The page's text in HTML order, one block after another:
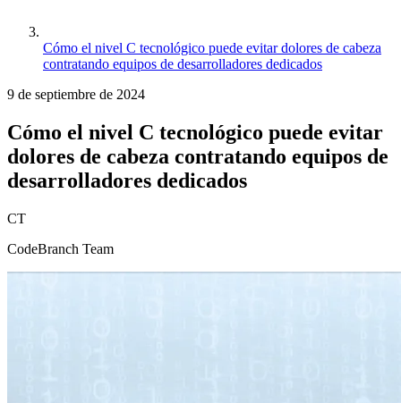
Cómo el nivel C tecnológico puede evitar dolores de cabeza
contratando equipos de desarrolladores dedicados
9 de septiembre de 2024
Cómo el nivel C tecnológico puede evitar
dolores de cabeza contratando equipos de
desarrolladores dedicados
CT
CodeBranch Team